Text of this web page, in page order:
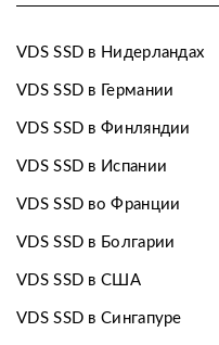
VDS SSD в Нидерландах
VDS SSD в Германии
VDS SSD в Финляндии
VDS SSD в Испании
VDS SSD во Франции
VDS SSD в Болгарии
VDS SSD в США
VDS SSD в Сингапуре